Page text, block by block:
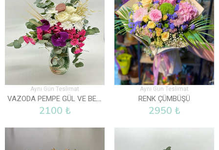
Aynı Gün Teslimat
VAZODA PEMPE GÜL VE BEYAZ GÜLLER
2100 ₺
Aynı Gün Teslimat
RENK ÇÜMBÜŞÜ
2950 ₺